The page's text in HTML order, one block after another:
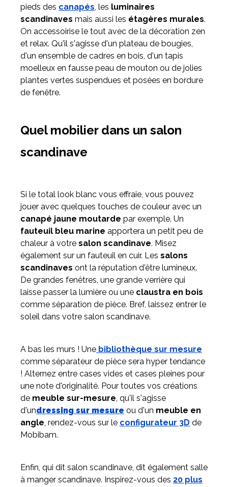
pieds des canapés, les luminaires
scandinaves mais aussi les étagères murales.
On accessoirise le tout avec de la décoration zen
et relax. Qu'il s'agisse d'un plateau de bougies,
d'un ensemble de cadres en bois, d'un tapis
moelleux en fausse peau de mouton ou de jolies
plantes vertes suspendues et posées en bordure
de fenêtre.
Quel mobilier dans un salon
scandinave
Si le total look blanc vous effraie, vous pouvez
jouer avec quelques touches de couleur avec un
canapé jaune moutarde par exemple. Un
fauteuil bleu marine apportera un petit peu de
chaleur à votre salon scandinave. Misez
également sur un fauteuil en cuir. Les salons
scandinaves ont la réputation d'être lumineux.
De grandes fenêtres, une grande verrière qui
laisse passer la lumière ou une claustra en bois
comme séparation de pièce. Bref, laissez entrer le
soleil dans votre salon scandinave.
A bas les murs ! Une bibliothèque sur mesure
comme séparateur de pièce sera hyper tendance
! Alternez entre cases vides et cases pleines pour
une note d'originalité. Pour toutes vos créations
de meuble sur-mesure, qu'il s'agisse
d'undressing sur mesure ou d'un meuble en
angle, rendez-vous sur le configurateur 3D de
Mobibam.
Enfin, qui dit salon scandinave, dit également salle
à manger scandinave. Inspirez-vous des 20 plus